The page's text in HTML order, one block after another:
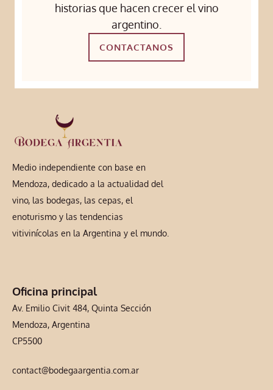
historias que hacen crecer el vino
argentino.
CONTACTANOS
Medio independiente con base en
Mendoza, dedicado a la actualidad del
vino, las bodegas, las cepas, el
enoturismo y las tendencias
vitivinícolas en la Argentina y el mundo.
Oficina principal
Av. Emilio Civit 484, Quinta Sección
Mendoza, Argentina
CP5500
contact@bodegaargentia.com.ar